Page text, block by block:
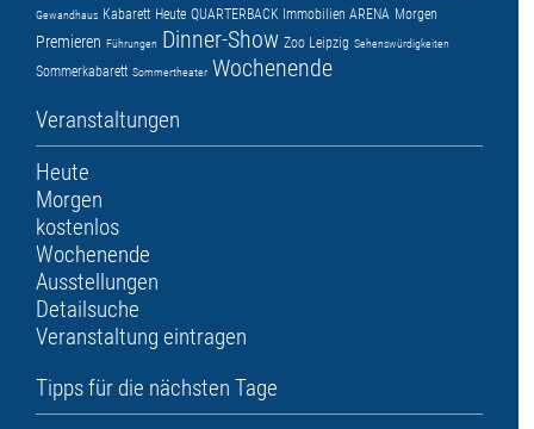
Gewandhaus Kabarett Heute QUARTERBACK Immobilien ARENA Morgen
Premieren Führungen Dinner-Show Zoo Leipzig Sehenswürdigkeiten
Sommerkabarett Sommertheater Wochenende
Veranstaltungen
Heute
Morgen
kostenlos
Wochenende
Ausstellungen
Detailsuche
Veranstaltung eintragen
Tipps für die nächsten Tage